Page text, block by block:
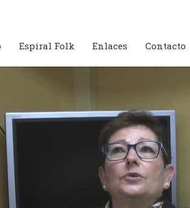
Espiral Folk Enlaces Contacto